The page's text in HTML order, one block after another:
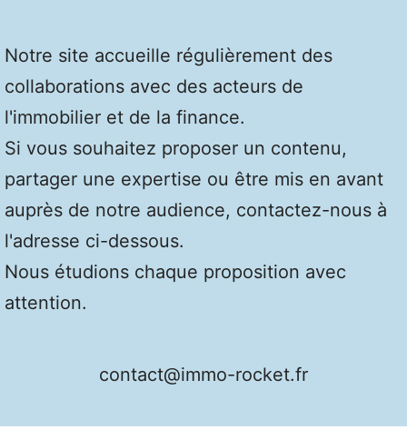
Notre site accueille régulièrement des
collaborations avec des acteurs de
l'immobilier et de la finance.
Si vous souhaitez proposer un contenu,
partager une expertise ou être mis en avant
auprès de notre audience, contactez-nous à
l'adresse ci-dessous.
Nous étudions chaque proposition avec
attention.
contact@immo-rocket.fr